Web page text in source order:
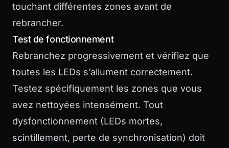
touchant différentes zones avant de
rebrancher.
Test de fonctionnement
Rebranchez progressivement et vérifiez que
toutes les LEDs s’allument correctement.
Testez spécifiquement les zones que vous
avez nettoyées intensément. Tout
dysfonctionnement (LEDs mortes,
scintillement, perte de synchronisation) doit